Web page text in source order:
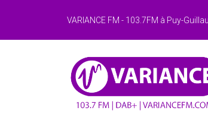
VARIANCE FM - 103.7FM à Puy-